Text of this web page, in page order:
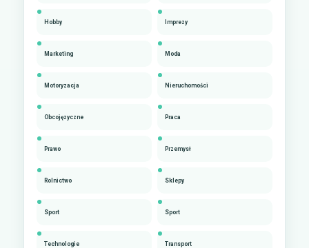
Hobby Imprezy
Marketing Moda
Motoryzacja Nieruchomości
Obcojęzyczne Praca
Prawo Przemysł
Rolnictwo Sklepy
Sport Sport
Technologie Transport